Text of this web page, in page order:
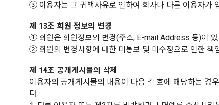
③ 이용자는 그 귀책사유로 인하여 회사나 다른 이용자가
제 13조 회원 정보의 변경
① 회원은 회원정보의 변경(주소, E-mail Address 등)이
② 회원의 변경사항에 대한 미통보 및 미수정으로 인한
제 14조 공개게시물의 삭제
이용자의 공개게시물의 내용이 다음 각 호에 해당하는 경
다.